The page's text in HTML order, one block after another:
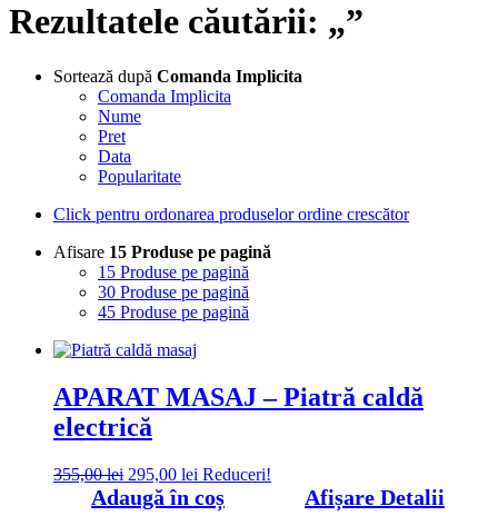
Rezultatele căutării: „”
Sortează după Comanda Implicita
Comanda Implicita
Nume
Pret
Data
Popularitate
Click pentru ordonarea produselor ordine crescător
Afisare 15 Produse pe pagină
15 Produse pe pagină
30 Produse pe pagină
45 Produse pe pagină
APARAT MASAJ – Piatră caldă
electrică
355,00lei Prețul
inițial
295,00 lei Prețul
curent
Reduceri!
Adaugă în coș Afișare Detalii